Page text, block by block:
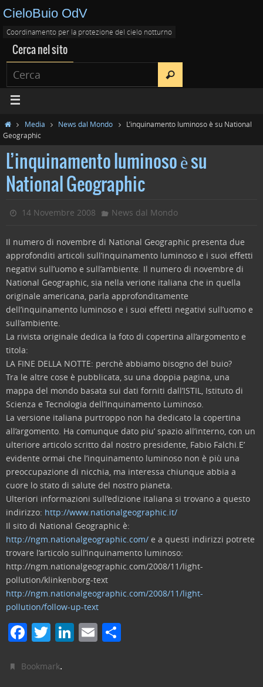
CieloBuio OdV
Coordinamento per la protezione del cielo notturno
Cerca nel sito
Media News dal Mondo
L’inquinamento luminoso è su National
Geographic
L’inquinamento luminoso è su
National Geographic
14 Novembre 2008 News dal Mondo
Il numero di novembre di National Geographic presenta due
approfonditi articoli sull’inquinamento luminoso e i suoi effetti
negativi sull’uomo e sull’ambiente. Il numero di novembre di
National Geographic, sia nella verione italiana che in quella
originale americana, parla approfonditamente
dell’inquinamento luminoso e i suoi effetti negativi sull’uomo e
sull’ambiente.
La rivista originale dedica la foto di copertina all’argomento e
titola:
LA FINE DELLA NOTTE: perchè abbiamo bisogno del buio?
Tra le altre cose è pubblicata, su una doppia pagina, una
mappa del mondo basata sui dati forniti dall’ISTIL, Istituto di
Scienza e Tecnologia dell’Inquinamento Luminoso.
La versione italiana purtroppo non ha dedicato la copertina
all’argomento. Ha comunque dato piu’ spazio all’interno, con un
ulteriore articolo scritto dal nostro presidente, Fabio Falchi.E’
evidente ormai che l’inquinamento luminoso non è più una
preoccupazione di nicchia, ma interessa chiunque abbia a
cuore lo stato di salute del nostro pianeta.
Ulteriori informazioni sull’edizione italiana si trovano a questo
indirizzo: http://www.nationalgeographic.it/
Il sito di National Geographic è:
http://ngm.nationalgeographic.com/ e a questi indirizzi potrete
trovare l’articolo sull’inquinamento luminoso:
http://ngm.nationalgeographic.com/2008/11/light-
pollution/klinkenborg-text
http://ngm.nationalgeographic.com/2008/11/light-
pollution/follow-up-text
F
c
T
itt
Li E
Bookmark.